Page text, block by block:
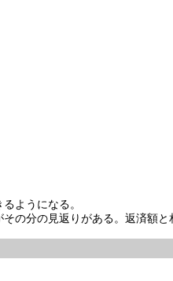
ようになる。
の分の見返りがある。返済額と